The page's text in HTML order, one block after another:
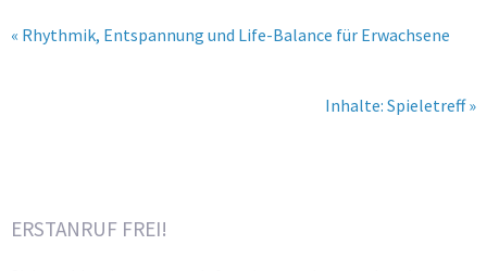
« Rhythmik, Entspannung und Life-Balance für Erwachsene
Inhalte: Spieletreff »
ERSTANRUF FREI!